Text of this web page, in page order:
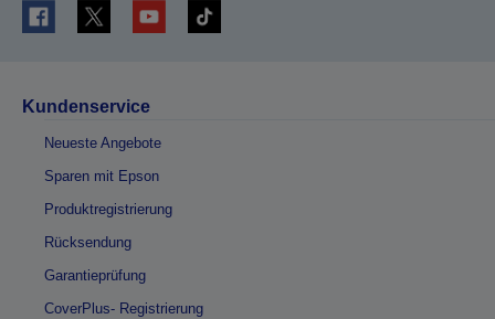
Kundenservice
Neueste Angebote
Sparen mit Epson
Produktregistrierung
Rücksendung
Garantieprüfung
CoverPlus- Registrierung